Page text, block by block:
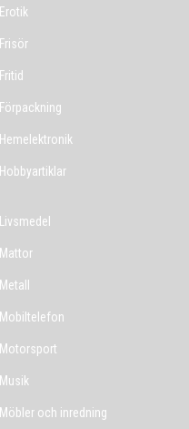
Erotik
Frisör
Fritid
Förpackning
Hemelektronik
Hobbyartiklar
Livsmedel
Mattor
Metall
Mobiltelefon
Motorsport
Musik
Möbler och inredning